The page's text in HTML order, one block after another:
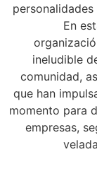
personalidades
En
ineludible
comunidad,
que han
momento para
empresas,